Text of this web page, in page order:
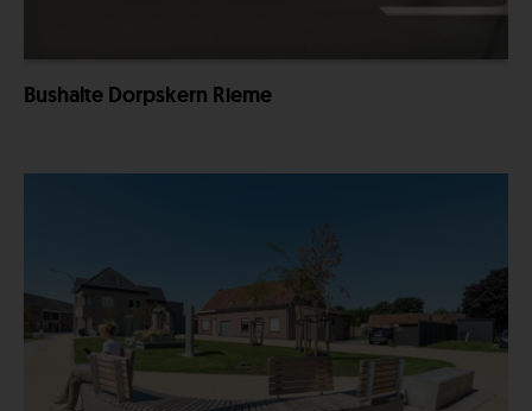
Bushalte Dorpskern Rieme